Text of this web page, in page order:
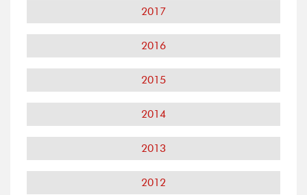
2017
2016
2015
2014
2013
2012